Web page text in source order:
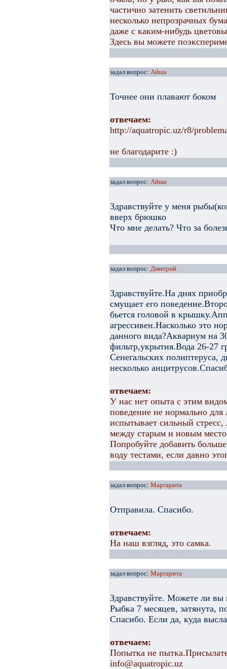
частично затенить
несколько непрозрачных
даже с каким-нибудь
Здесь вы можете
задал вопрос: Айша
Точнее они плавают боком
отвечаем:
http://aquatropic.uz/r8/
не благодарите :)
задал вопрос: Айша
Здравствуйте у меня
вверх брюшко
Что мне делать? Что за
задал вопрос: Дмитрий
Здравствуйте.На днях
смущает его
бьется головой в
агрессивен.Насколько это
данного вида?Аквариум на
фильтр,укрытия.Вода 26-27
Сенегальских полиптеруса,
несколько
отвечаем:
У нас нет опыта с этим
поведение не нормально
испытывает сильный
между старым и новым
Попробуйте добавить
воду тестами, если давно
задал вопрос: Маргарита
Отправила. Спасибо.
отвечаем:
На наш взгляд, это самка.
задал вопрос: Маргарита
Здравствуйте. Можете ли вы
Рыбка 7 месяцев, затянута,
Спасибо. Если да, куда
отвечаем:
Попытка не
info@aquatropic.uz